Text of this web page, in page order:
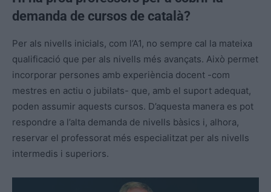
demanda de cursos de català?
Per als nivells inicials, com l’A1, no sempre cal la mateixa
qualificació que per als nivells més avançats. Això permet
incorporar persones amb experiència docent -com
mestres en actiu o jubilats- que, amb el suport adequat,
poden assumir aquests cursos. D’aquesta manera es pot
respondre a l’alta demanda de nivells bàsics i, alhora,
reservar el professorat més especialitzat per als nivells
intermedis i superiors.